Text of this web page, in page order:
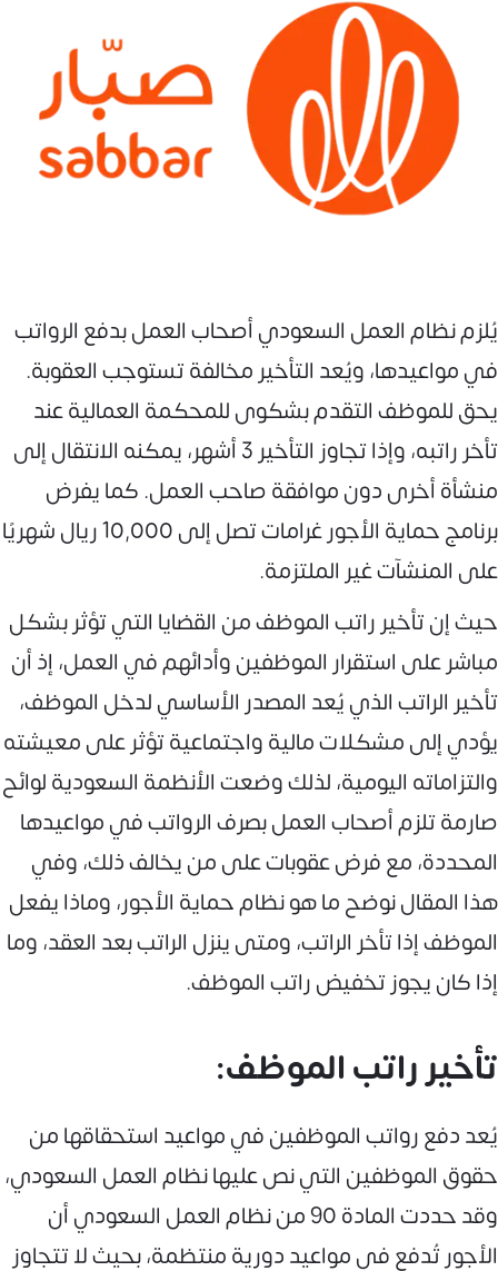
يُلزم نظام العمل السعودي أصحاب العمل بدفع الرواتب
في مواعيدها، ويُعد التأخير مخالفة تستوجب العقوبة.
يحق للموظف التقدم بشكوى للمحكمة العمالية عند
تأخر راتبه، وإذا تجاوز التأخير 3 أشهر، يمكنه الانتقال إلى
منشأة أخرى دون موافقة صاحب العمل. كما يفرض
برنامج حماية الأجور غرامات تصل إلى 10,000 ريال شهريًا
على المنشآت غير الملتزمة.
حيث إن تأخير راتب الموظف من القضايا التي تؤثر بشكل
مباشر على استقرار الموظفين وأدائهم في العمل، إذ أن
تأخير الراتب الذي يُعد المصدر الأساسي لدخل الموظف،
يؤدي إلى مشكلات مالية واجتماعية تؤثر على معيشته
والتزاماته اليومية، لذلك وضعت الأنظمة السعودية لوائح
صارمة تلزم أصحاب العمل بصرف الرواتب في مواعيدها
المحددة، مع فرض عقوبات على من يخالف ذلك، وفي
هذا المقال نوضح ما هو نظام حماية الأجور، وماذا يفعل
الموظف إذا تأخر الراتب، ومتى ينزل الراتب بعد العقد، وما
إذا كان يجوز تخفيض راتب الموظف.
تأخير راتب الموظف:
يُعد دفع رواتب الموظفين في مواعيد استحقاقها من
حقوق الموظفين التي نص عليها نظام العمل السعودي،
وقد حددت المادة 90 من نظام العمل السعودي أن
الأجور تُدفع في مواعيد دورية منتظمة، بحيث لا تتجاوز